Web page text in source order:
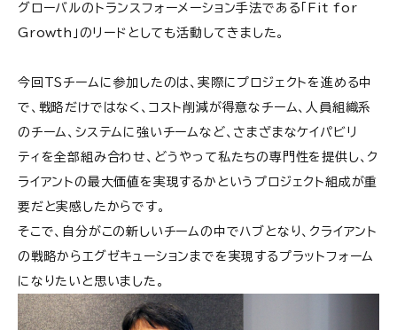
グローバルのトランスフォーメーション手法である「Fit for
Growth」のリードとしても活動してきました。
今回TSチームに参加したのは、実際にプロジェクトを進める中
で、戦略だけではなく、コスト削減が得意なチーム、人員組織系
のチーム、システムに強いチームなど、さまざまなケイパビリ
ティを全部組み合わせ、どうやって私たちの専門性を提供し、ク
ライアントの最大価値を実現するかというプロジェクト組成が重
要だと実感したからです。
そこで、自分がこの新しいチームの中でハブとなり、クライアント
の戦略からエグゼキューションまでを実現するプラットフォーム
になりたいと思いました。